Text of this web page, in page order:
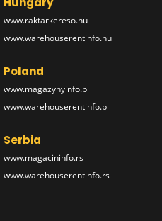
www.raktarkereso.hu
www.warehouserentinfo.hu
Poland
www.magazynyinfo.pl
www.warehouserentinfo.pl
Serbia
www.magacininfo.rs
www.warehouserentinfo.rs